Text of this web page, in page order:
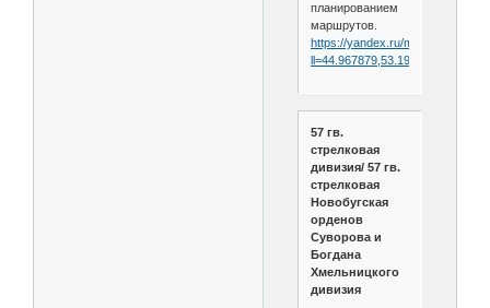
планированием
маршрутов.
https://yandex.ru/maps/49/
57 гв.
стрелковая
дивизия/ 57 гв.
стрелковая
Новобугская
орденов
Суворова и
Богдана
Хмельницкого
дивизия